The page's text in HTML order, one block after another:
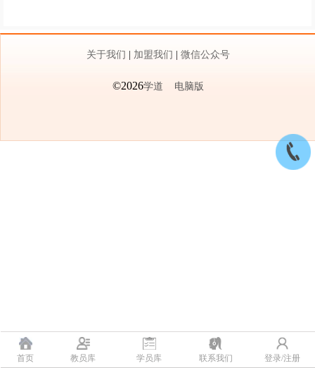
关于我们 加盟我们 微信公众号
©2026学道 电脑版
首页 教员库 学员库 联系我们 登录/注册